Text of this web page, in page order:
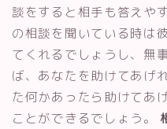
談をすると相手も答えや
の相談を聞いている時は
てくれるでしょうし、無
ば、あなたを助けてあげ
た何かあったら助けてあ
ことができるでしょう。